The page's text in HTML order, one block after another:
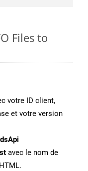
Files to
votre ID client,
et votre version
avec le nom de